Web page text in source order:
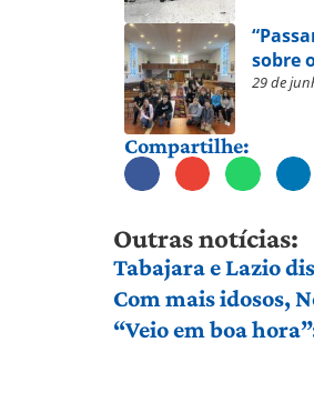
sobre
29 de
Compartilhe:
Outras notícias:
Tabajara e Lazio
Com mais idosos,
“Veio em boa